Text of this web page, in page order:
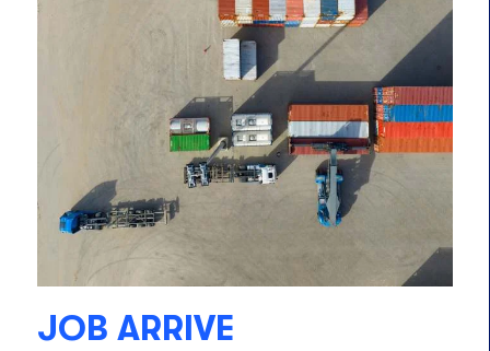
JOB ARRIVE